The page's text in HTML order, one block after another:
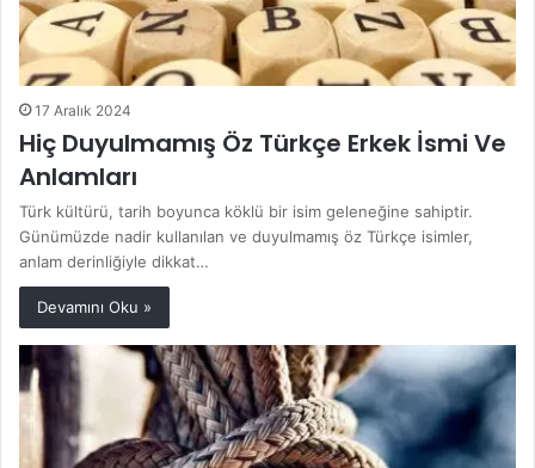
17 Aralık 2024
Hiç Duyulmamış Öz Türkçe Erkek İsmi Ve
Anlamları
Türk kültürü, tarih boyunca köklü bir isim geleneğine sahiptir.
Günümüzde nadir kullanılan ve duyulmamış öz Türkçe isimler,
anlam derinliğiyle dikkat…
Devamını Oku »